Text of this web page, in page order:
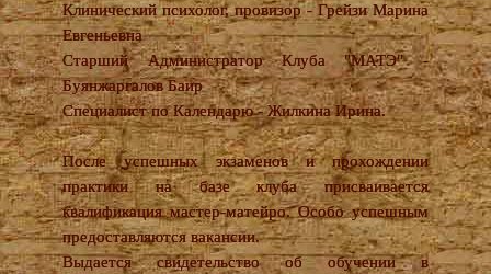
Клинический психолог, провизор - Грейзи Марина
Евгеньевна
Старший Администратор Клуба "МАТЭ" -
Буянжаргалов Баир
Специалист по Календарю - Жилкина Ирина.
После успешных экзаменов и прохождении
практики на базе клуба присваивается
квалификация мастер-матейро. Особо успешным
предоставляются вакансии.
Выдается свидетельство об обучении в